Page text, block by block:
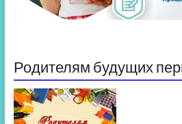
Родителям будущих